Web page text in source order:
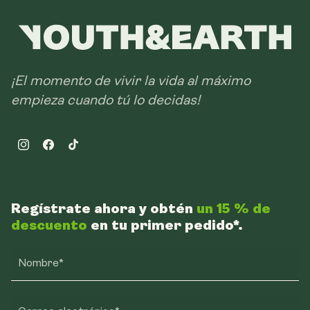
¡El momento de vivir la vida al máximo
empieza cuando tú lo decidas!
InstagramFacebookTikTok
Regístrate ahora y obtén un 15 % de
descuento en tu primer pedido*.
Nombre*